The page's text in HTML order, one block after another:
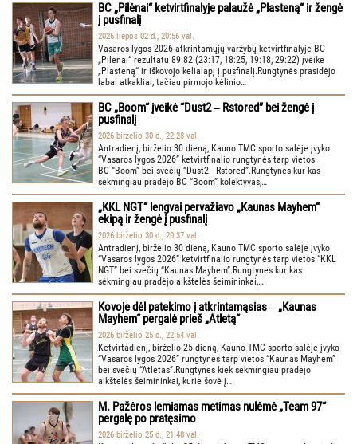
BC „Pilėnai“ ketvirtfinalyje palaužė „Plasteną“ ir žengė
į pusfinalį
2026 liepos 02 d., 20:56 val.
Vasaros lygos 2026 atkrintamųjų varžybų ketvirtfinalyje BC
„Pilėnai“ rezultatu 89:82 (23:17, 18:25, 19:18, 29:22) įveikė
„Plasteną“ ir iškovojo kelialapį į pusfinalį.Rungtynės prasidėjo
labai atkakliai, tačiau pirmojo kėlinio…
BC „Boom“ įveikė “Dust2 ‒ Rstored” bei žengė į
pusfinalį
2026 birželio 30 d., 22:28 val.
Antradienį, birželio 30 dieną, Kauno TMC sporto salėje įvyko
“Vasaros lygos 2026” ketvirtfinalio rungtynės tarp vietos
BC “Boom” bei svečių “Dust2 - Rstored”.Rungtynes kur kas
sėkmingiau pradėjo BC “Boom” kolektyvas,…
„KKL NGT“ lengvai pervažiavo „Kaunas Mayhem“
ekipą ir žengė į pusfinalį
2026 birželio 30 d., 20:37 val.
Antradienį, birželio 30 dieną, Kauno TMC sporto salėje įvyko
“Vasaros lygos 2026” ketvirtfinalio rungtynės tarp vietos “KKL
NGT” bei svečių “Kaunas Mayhem”.Rungtynes kur kas
sėkmingiau pradėjo aikštelės šeimininkai,…
Kovoje dėl patekimo į atkrintamąsias ‒ „Kaunas
Mayhem“ pergalė prieš „Atletą“
2026 birželio 25 d., 22:54 val.
Ketvirtadienį, birželio 25 dieną, Kauno TMC sporto salėje įvyko
“Vasaros lygos 2026” rungtynės tarp vietos “Kaunas Mayhem”
bei svečių “Atletas”.Rungtynes kiek sėkmingiau pradėjo
aikštelės šeimininkai, kurie šovė į…
M. Pažėros lemiamas metimas nulėmė „Team 97“
pergalę po pratęsimo
2026 birželio 25 d., 21:48 val.